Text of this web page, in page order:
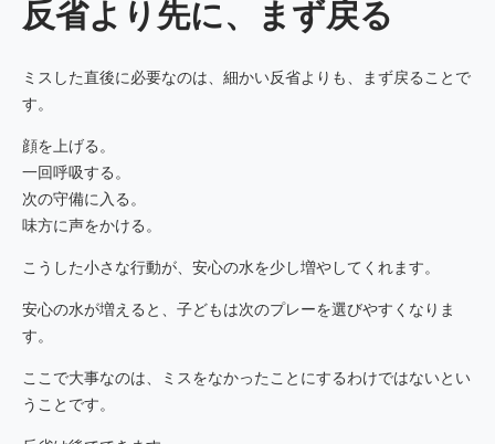
反省より先に、まず戻る
ミスした直後に必要なのは、細かい反省よりも、まず戻ることで
す。
顔を上げる。
一回呼吸する。
次の守備に入る。
味方に声をかける。
こうした小さな行動が、安心の水を少し増やしてくれます。
安心の水が増えると、子どもは次のプレーを選びやすくなりま
す。
ここで大事なのは、ミスをなかったことにするわけではないとい
うことです。